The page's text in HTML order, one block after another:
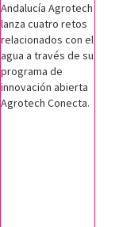
Andalucía Agrotech
lanza cuatro retos
relacionados con el
agua a través de su
programa de
innovación abierta
Agrotech Conecta.